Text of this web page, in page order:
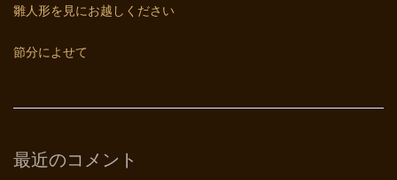
雛人形を見にお越しください
節分によせて
最近のコメント